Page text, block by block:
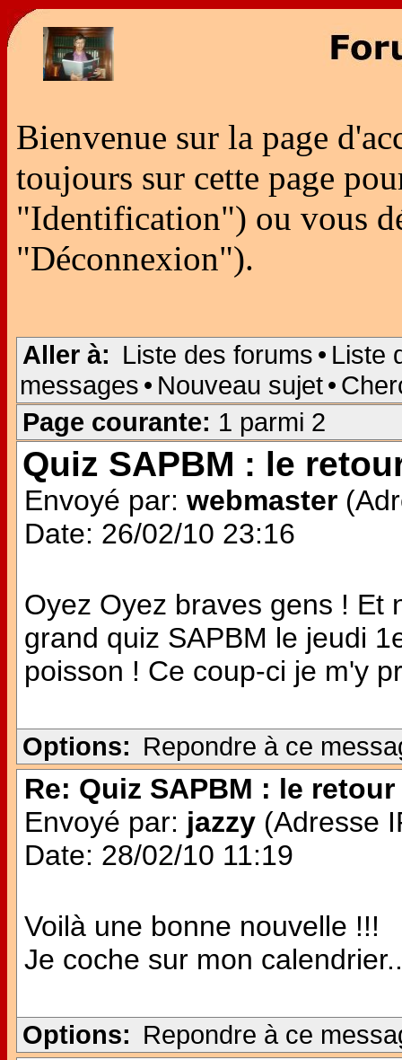
Bienvenue sur la page
toujours sur cette page
"Identification") ou vous
"Déconnexion").
Aller à: Liste des forums • Liste
messages • Nouveau sujet•
Page courante: 1 parmi 2
Quiz SAPBM : le
Envoyé par: webmaster
Date: 26/02/10 23:16
Oyez Oyez braves gens ! Et
grand quiz SAPBM le jeudi
poisson ! Ce coup-ci je m'y
Options: Repondre à ce
Re: Quiz SAPBM : le retour
Envoyé par: jazzy (Adresse
Date: 28/02/10 11:19
Voilà une bonne nouvelle !!!
Je coche sur mon
Options: Repondre à ce